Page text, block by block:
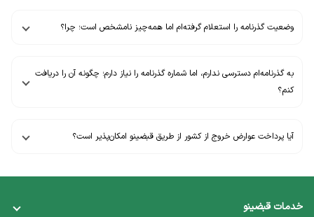
وضعیت گذرنامه را استعلام گرفته‌ام اما همه‌چیز نامشخص است؛ چرا؟
به گذرنامه‌ام دسترسی ندارم، اما شماره گذرنامه را نیاز دارم؛ چگونه آن را دریافت
کنم؟
آیا پرداخت عوارض خروج از کشور از طریق قبضینو امکان‌پذیر است؟
خدمات قبضینو